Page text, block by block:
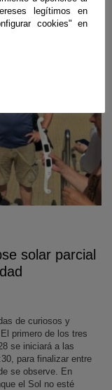
solar parcial
de curiosos y
primero de los tres
se iniciará a las
para finalizar entre
se observe. En
el Sol no esté
legítimos en
cookies" en